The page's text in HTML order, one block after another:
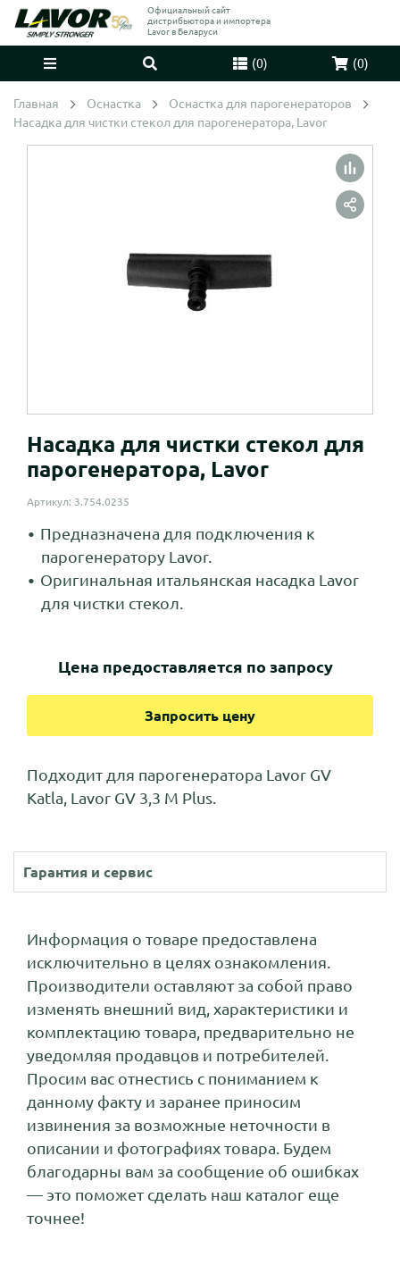
Официальный сайт
дистрибьютора и импортера
Lavor в Беларуси
(0) (0)
Главная Оснастка
Оснастка для парогенераторов
Насадка для чистки стекол для парогенератора, Lavor
Насадка для чистки стекол для
парогенератора, Lavor
Артикул: 3.754.0235
Предназначена для подключения к
парогенератору Lavor.
Оригинальная итальянская насадка Lavor
для чистки стекол.
Цена предоставляется по запросу
Запросить цену
Подходит для парогенератора Lavor GV
Katla, Lavor GV 3,3 M Plus.
Гарантия и сервис
Информация о товаре предоставлена
исключительно в целях ознакомления.
Производители оставляют за собой право
изменять внешний вид, характеристики и
комплектацию товара, предварительно не
уведомляя продавцов и потребителей.
Просим вас отнестись с пониманием к
данному факту и заранее приносим
извинения за возможные неточности в
описании и фотографиях товара. Будем
благодарны вам за сообщение об ошибках
— это поможет сделать наш каталог еще
точнее!